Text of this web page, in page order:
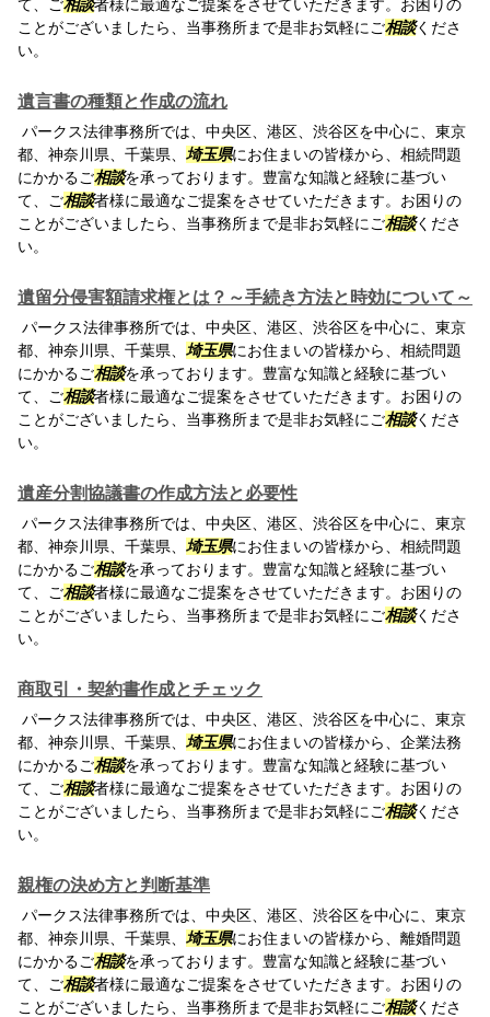
て、ご相談者様に最適なご提案をさせていただきます。お困りの
ことがございましたら、当事務所まで是非お気軽にご相談くださ
い。
遺言書の種類と作成の流れ
パークス法律事務所では、中央区、港区、渋谷区を中心に、東京
都、神奈川県、千葉県、 埼玉県にお住まいの皆様から、相続問題
にかかるご相談を承っております。豊富な知識と経験に基づい
て、ご相談者様に最適なご提案をさせていただきます。お困りの
ことがございましたら、当事務所まで是非お気軽にご相談くださ
い。
遺留分侵害額請求権とは？～手続き方法と時効について～
パークス法律事務所では、中央区、港区、渋谷区を中心に、東京
都、神奈川県、千葉県、 埼玉県にお住まいの皆様から、相続問題
にかかるご相談を承っております。豊富な知識と経験に基づい
て、ご相談者様に最適なご提案をさせていただきます。お困りの
ことがございましたら、当事務所まで是非お気軽にご相談くださ
い。
遺産分割協議書の作成方法と必要性
パークス法律事務所では、中央区、港区、渋谷区を中心に、東京
都、神奈川県、千葉県、 埼玉県にお住まいの皆様から、相続問題
にかかるご相談を承っております。豊富な知識と経験に基づい
て、ご相談者様に最適なご提案をさせていただきます。お困りの
ことがございましたら、当事務所まで是非お気軽にご相談くださ
い。
商取引・契約書作成とチェック
パークス法律事務所では、中央区、港区、渋谷区を中心に、東京
都、神奈川県、千葉県、 埼玉県にお住まいの皆様から、企業法務
にかかるご相談を承っております。豊富な知識と経験に基づい
て、ご相談者様に最適なご提案をさせていただきます。お困りの
ことがございましたら、当事務所まで是非お気軽にご相談くださ
い。
親権の決め方と判断基準
パークス法律事務所では、中央区、港区、渋谷区を中心に、東京
都、神奈川県、千葉県、 埼玉県にお住まいの皆様から、離婚問題
にかかるご相談を承っております。豊富な知識と経験に基づい
て、ご相談者様に最適なご提案をさせていただきます。お困りの
ことがございましたら、当事務所まで是非お気軽にご相談くださ